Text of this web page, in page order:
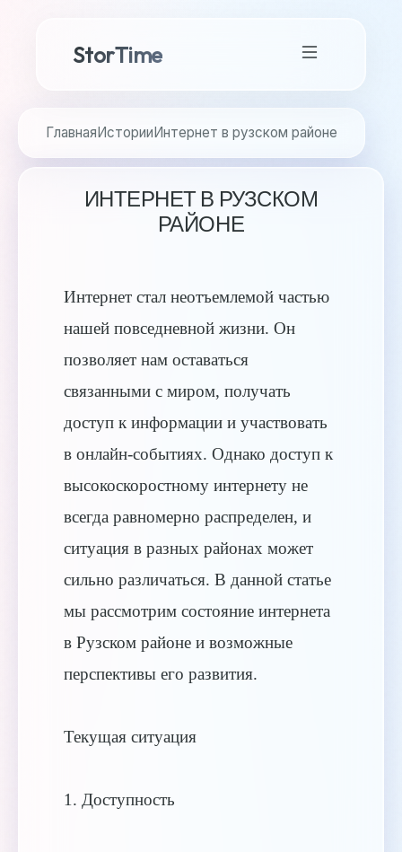
StorTime
ГлавнаяИсторииИнтернет в рузском районе
ИНТЕРНЕТ В РУЗСКОМ
РАЙОНЕ
Интернет стал неотъемлемой частью
нашей повседневной жизни. Он
позволяет нам оставаться
связанными с миром, получать
доступ к информации и участвовать
в онлайн-событиях. Однако доступ к
высокоскоростному интернету не
всегда равномерно распределен, и
ситуация в разных районах может
сильно различаться. В данной статье
мы рассмотрим состояние интернета
в Рузском районе и возможные
перспективы его развития.
Текущая ситуация
1. Доступность